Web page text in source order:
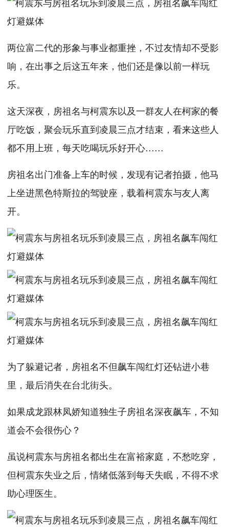
两位富二代的形象与事业都重挫，不过友情却不受影
响，在出事之后这五年来，他们还是像以前一样玩
乐。
这天深夜，房祖名与柯震东以及一群友人在柯家的餐
厅吃饭，聚会玩乐直到凌晨三点才结束，看来这些人
都不用上班，每天吃喝玩乐好开心……
房祖名出门准备上车的时候，发现有记者拍摄，他马
上坐进黑色特斯拉的驾驶座，载着柯震东与友人离
开。
为了躲避记者，房祖名不但飙车闯红灯还钻进小巷
里，最后消失在台北街头。
如果成龙跟林凤娇知道独生子房祖名深夜飙车，不知
道会不会很伤心？
虽说柯震东与房祖名都出生在富裕家庭，不愁吃穿，
但柯震东失业之后，情绪低落到每天失眠，不得不求
助心理医生。